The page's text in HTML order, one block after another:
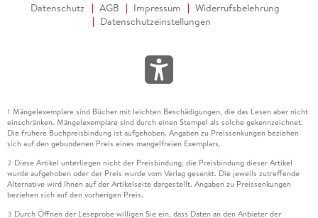
Datenschutz AGB Impressum
Widerrufsbelehrung
Datenschutzeinstellungen
1 Mängelexemplare sind Bücher mit leichten Beschädigungen, die das Lesen aber nicht
einschränken. Mängelexemplare sind durch einen Stempel als solche gekennzeichnet.
Die frühere Buchpreisbindung ist aufgehoben. Angaben zu Preissenkungen beziehen
sich auf den gebundenen Preis eines mangelfreien Exemplars.
2 Diese Artikel unterliegen nicht der Preisbindung, die Preisbindung dieser Artikel
wurde aufgehoben oder der Preis wurde vom Verlag gesenkt. Die jeweils zutreffende
Alternative wird Ihnen auf der Artikelseite dargestellt. Angaben zu Preissenkungen
beziehen sich auf den vorherigen Preis.
3 Durch Öffnen der Leseprobe willigen Sie ein, dass Daten an den Anbieter der